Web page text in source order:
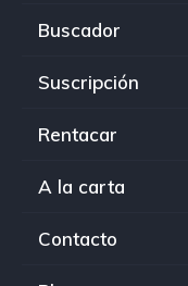
Buscador
Suscripción
Rentacar
A la carta
Contacto